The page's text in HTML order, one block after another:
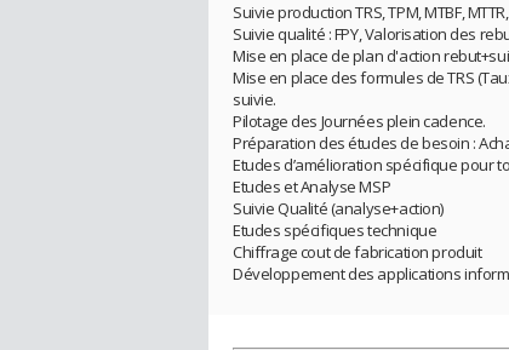
Suivie production TRS, TPM, MTBF,
Suivie qualité : FPY, Valorisation des
Mise en place de plan d'action
Mise en place des formules de TRS
suivie.
Pilotage des Journées plein cadence.
Préparation des études de besoin :
Etudes d’amélioration spécifique pour
Etudes et Analyse MSP
Suivie Qualité (analyse+action)
Etudes spécifiques technique
Chiffrage cout de fabrication produit
Développement des applications